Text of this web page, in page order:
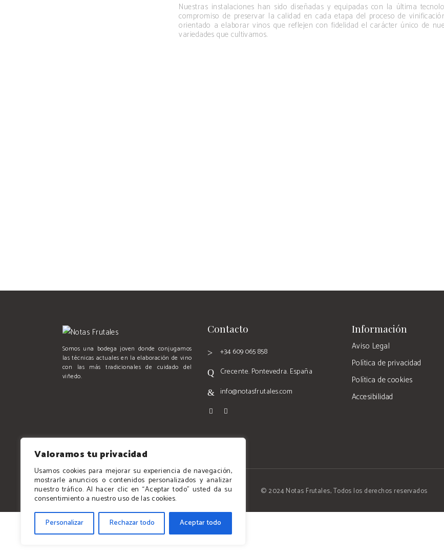
Valoramos tu privacidad
Usamos cookies para mejorar su experiencia de navegación,
mostrarle anuncios o contenidos personalizados y analizar
nuestro tráfico. Al hacer clic en “Aceptar todo” usted da su
consentimiento a nuestro uso de las cookies.
Personalizar Rechazar todo Aceptar todo
Nuestras instalaciones han sido diseñadas y equipadas con la última
compromiso de preservar la calidad en cada etapa del proceso de
orientado a elaborar vinos que reflejen con fidelidad el carácter único de
variedades que cultivamos.
Somos una bodega joven donde conjugamos
las técnicas actuales en la elaboración de vino
con las más tradicionales de cuidado del
viñedo.
Contacto
+34 609 065 858
Crecente. Pontevedra. España
info@notasfrutales.com
Información
Aviso Legal
Política de privacidad
Política de cookies
Accesibilidad
© 2024 Notas Frutales, Todos los derechos reservados